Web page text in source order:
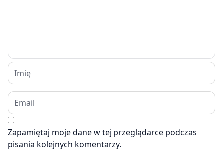
Zapamiętaj moje dane w tej przeglądarce podczas
pisania kolejnych komentarzy.